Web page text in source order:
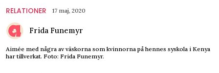
RELATIONER 17 maj, 2020
Frida Funemyr
Aimée med några av väskorna som kvinnorna på hennes syskola i Kenya
har tillverkat. Foto: Frida Funemyr.